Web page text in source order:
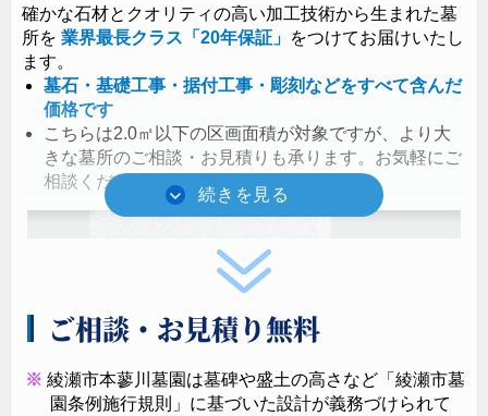
確かな石材とクオリティの高い加工技術から生まれた墓
所を 業界最長クラス 「20年保証」 をつけてお届けいたし
ます。
墓石・基礎工事・据付工事・彫刻などをすべて含んだ
価格です
こちらは2.0㎡以下の区画面積が対象ですが、より大
きな墓所のご相談・お見積りも承ります。お気軽にご
相談ください。
ご相談・お見積り無料
綾瀬市本蓼川墓園は墓碑や盛土の高さなど「綾瀬市墓
園条例施行規則」に基づいた設計が義務づけられて